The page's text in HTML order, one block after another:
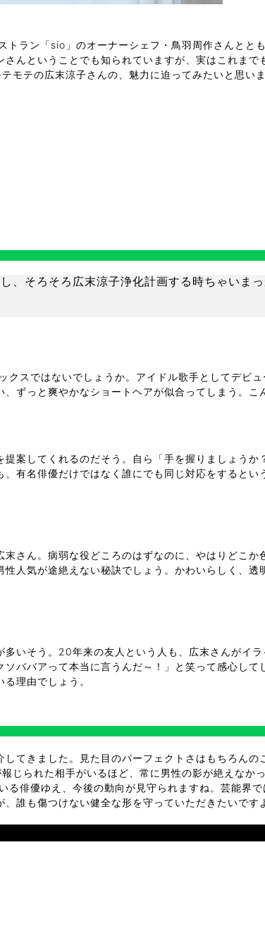
ラン「sio」のオーナーシェフ・鳥羽周作さんとと
んということでも知られていますが、実はこれま
モテの広末涼子さんの、魅力に迫ってみたいと思いま
、そろそろ広末涼子浄化計画する時ちゃいまっ
スではないでしょうか。アイドル歌手としてデビ
ずっと爽やかなショートヘアが似合ってしまう。
案してくれるのだそう。自ら「手を握りましょう
有名俳優だけではなく誰にでも同じ対応をすると
さん。病弱な役どころのはずなのに、やはりどこ
人気が途絶えない秘訣でしょう。かわいらしく、
いそう。20年来の友人という人も、広末さんがイ
ババアって本当に言うんだ～！」と笑って感心し
理由でしょう。
てきました。見た目のパーフェクトさはもちろん
じられた相手がいるほど、常に男性の影が絶えなか
俳優ゆえ、今後の動向が見守られますね。芸能界で
誰も傷つけない健全な形を守っていただきたいです